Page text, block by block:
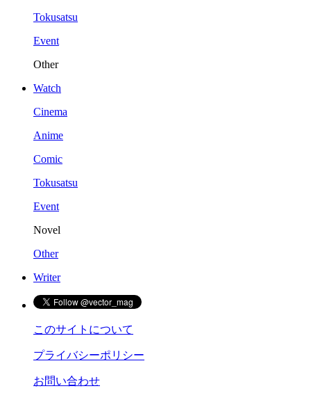
Tokusatsu
Event
Other
Watch
Cinema
Anime
Comic
Tokusatsu
Event
Novel
Other
Writer
このサイトについて
プライバシーポリシー
お問い合わせ